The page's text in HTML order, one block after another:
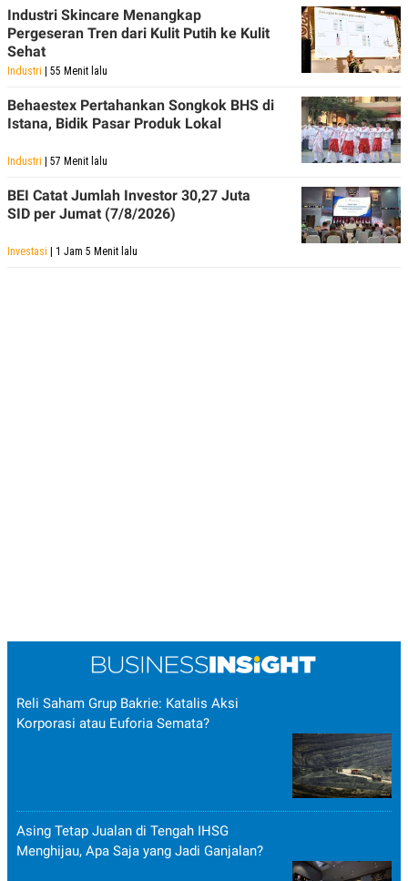
Industri Skincare Menangkap
Pergeseran Tren dari Kulit Putih ke Kulit
Sehat
Industri | 55 Menit lalu
Behaestex Pertahankan Songkok BHS di
Istana, Bidik Pasar Produk Lokal
Industri | 57 Menit lalu
BEI Catat Jumlah Investor 30,27 Juta
SID per Jumat (7/8/2026)
Investasi | 1 Jam 5 Menit lalu
Reli Saham Grup Bakrie: Katalis Aksi
Korporasi atau Euforia Semata?
Asing Tetap Jualan di Tengah IHSG
Menghijau, Apa Saja yang Jadi Ganjalan?